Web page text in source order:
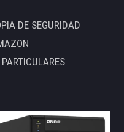
DE SEGURIDAD